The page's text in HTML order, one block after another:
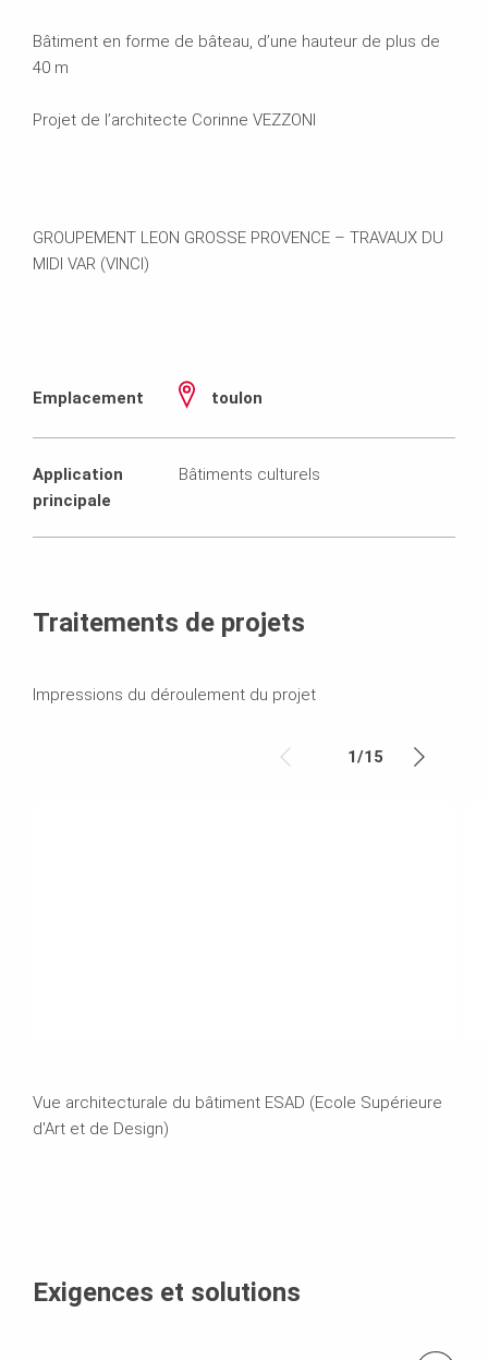
Bâtiment en forme de bâteau, d’une hauteur de plus de
40 m
Projet de l’architecte Corinne VEZZONI
GROUPEMENT LEON GROSSE PROVENCE – TRAVAUX DU
MIDI VAR (VINCI)
Emplacement toulon
Application
principale
Bâtiments culturels
Traitements de projets
Impressions du déroulement du projet
1/15
Vue architecturale du bâtiment ESAD (Ecole Supérieure
d'Art et de Design)
Exigences et solutions